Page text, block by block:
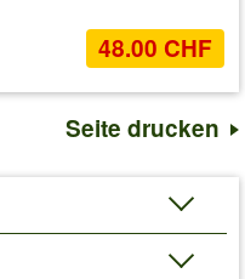
48.00 CHF
Seite drucken